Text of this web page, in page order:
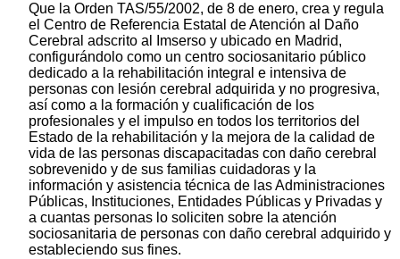
Que la Orden TAS/55/2002, de 8 de enero, crea y regula
el Centro de Referencia Estatal de Atención al Daño
Cerebral adscrito al Imserso y ubicado en Madrid,
configurándolo como un centro sociosanitario público
dedicado a la rehabilitación integral e intensiva de
personas con lesión cerebral adquirida y no progresiva,
así como a la formación y cualificación de los
profesionales y el impulso en todos los territorios del
Estado de la rehabilitación y la mejora de la calidad de
vida de las personas discapacitadas con daño cerebral
sobrevenido y de sus familias cuidadoras y la
información y asistencia técnica de las Administraciones
Públicas, Instituciones, Entidades Públicas y Privadas y
a cuantas personas lo soliciten sobre la atención
sociosanitaria de personas con daño cerebral adquirido y
estableciendo sus fines.